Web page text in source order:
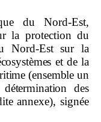
du Nord-Est,
la protection du
Nord-Est sur la
et de la
(ensemble un
des
annexe), signée